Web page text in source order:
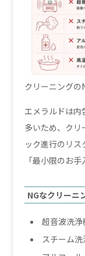
クリーニング
エメラルドは内
多いため、クリ
ック進行のリ
「最小限のお
NGなクリーニ
超音波洗
スチーム